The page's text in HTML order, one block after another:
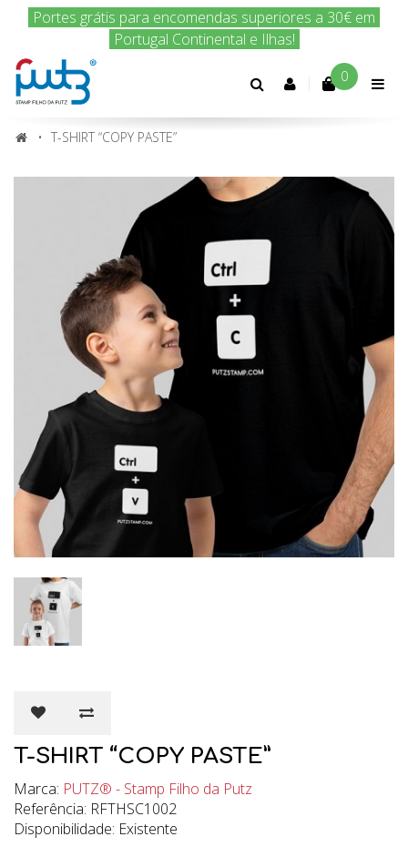
Encomenda hoje e nós enviamos amanhã!
Conta 0
T-SHIRT “COPY PASTE”
T-SHIRT “COPY PASTE”
Marca: PUTZ® - Stamp Filho da Putz
Referência: RFTHSC1002
Disponibilidade: Existente